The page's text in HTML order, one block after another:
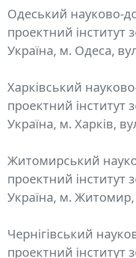
Одеський науково-
проектний інститут
Україна, м. Одеса,
Харківський
проектний інститут
Україна, м. Харків,
Житомирський
проектний інститут
Україна, м.
Чернігівський
проектний інститут